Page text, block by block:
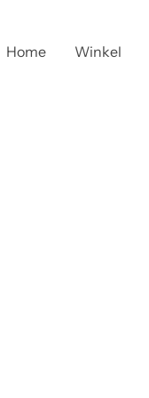
Home Winkel